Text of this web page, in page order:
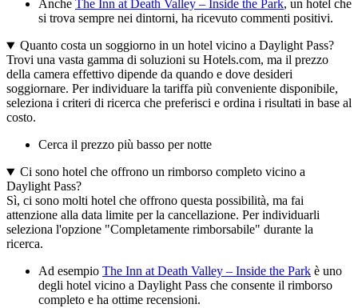
Anche The Inn at Death Valley – Inside the Park, un hotel che
si trova sempre nei dintorni, ha ricevuto commenti positivi.
Quanto costa un soggiorno in un hotel vicino a Daylight Pass?
Trovi una vasta gamma di soluzioni su Hotels.com, ma il prezzo
della camera effettivo dipende da quando e dove desideri
soggiornare. Per individuare la tariffa più conveniente disponibile,
seleziona i criteri di ricerca che preferisci e ordina i risultati in base al
costo.
Cerca il prezzo più basso per notte
Ci sono hotel che offrono un rimborso completo vicino a
Daylight Pass?
Sì, ci sono molti hotel che offrono questa possibilità, ma fai
attenzione alla data limite per la cancellazione. Per individuarli
seleziona l'opzione "Completamente rimborsabile" durante la
ricerca.
Ad esempio The Inn at Death Valley – Inside the Park è uno
degli hotel vicino a Daylight Pass che consente il rimborso
completo e ha ottime recensioni.